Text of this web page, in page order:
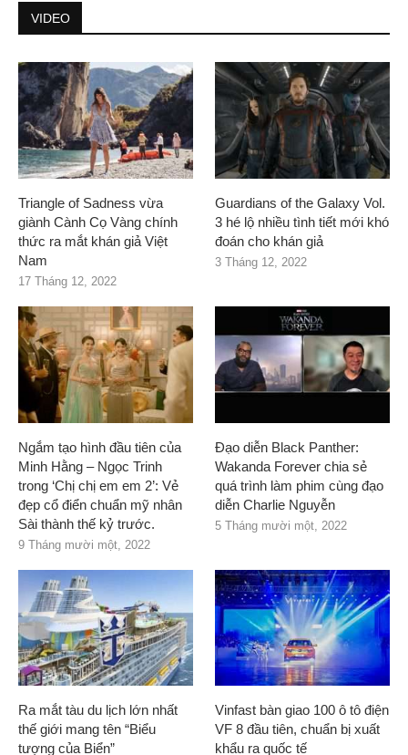
VIDEO
Triangle of Sadness vừa
giành Cành Cọ Vàng chính
thức ra mắt khán giả Việt
Nam
17 Tháng 12, 2022
Guardians of the Galaxy Vol.
3 hé lộ nhiều tình tiết mới khó
đoán cho khán giả
3 Tháng 12, 2022
Ngắm tạo hình đầu tiên của
Minh Hằng – Ngọc Trinh
trong ‘Chị chị em em 2’: Vẻ
đẹp cổ điển chuẩn mỹ nhân
Sài thành thế kỷ trước.
9 Tháng mười một, 2022
Đạo diễn Black Panther:
Wakanda Forever chia sẻ
quá trình làm phim cùng đạo
diễn Charlie Nguyễn
5 Tháng mười một, 2022
Ra mắt tàu du lịch lớn nhất
thế giới mang tên “Biểu
tượng của Biển”
Vinfast bàn giao 100 ô tô điện
VF 8 đầu tiên, chuẩn bị xuất
khẩu ra quốc tế